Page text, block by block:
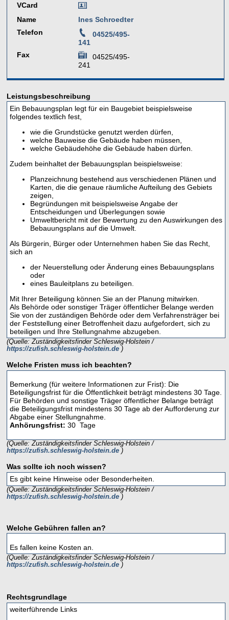
VCard
Name
Ines Schroedter
Telefon
04525/495-
141
Fax
04525/495-
241
Leistungsbeschreibung
Ein Bebauungsplan legt für ein Baugebiet beispielsweise
folgendes textlich fest,
wie die Grundstücke genutzt werden dürfen,
welche Bauweise die Gebäude haben müssen,
welche Gebäudehöhe die Gebäude haben dürfen.
Zudem beinhaltet der Bebauungsplan beispielsweise:
Planzeichnung bestehend aus verschiedenen Plänen und
Karten, die die genaue räumliche Aufteilung des Gebiets
zeigen,
Begründungen mit beispielsweise Angabe der
Entscheidungen und Überlegungen sowie
Umweltbericht mit der Bewertung zu den Auswirkungen des
Bebauungsplans auf die Umwelt.
Als Bürgerin, Bürger oder Unternehmen haben Sie das Recht,
sich an
der Neuerstellung oder Änderung eines Bebauungsplans
oder
eines Bauleitplans zu beteiligen.
Mit Ihrer Beteiligung können Sie an der Planung mitwirken.
Als Behörde oder sonstiger Träger öffentlicher Belange werden
Sie von der zuständigen Behörde oder dem Verfahrensträger bei
der Feststellung einer Betroffenheit dazu aufgefordert, sich zu
beteiligen und Ihre Stellungnahme abzugeben.
(Quelle: Zuständigkeitsfinder Schleswig-Holstein /
https://zufish.schleswig-holstein.de )
Welche Fristen muss ich beachten?
Bemerkung (für weitere Informationen zur Frist): Die
Beteiligungsfrist für die Öffentlichkeit beträgt mindestens 30 Tage.
Für Behörden und sonstige Träger öffentlicher Belange beträgt
die Beteiligungsfrist mindestens 30 Tage ab der Aufforderung zur
Abgabe einer Stellungnahme.
Anhörungsfrist: 30 Tage
(Quelle: Zuständigkeitsfinder Schleswig-Holstein /
https://zufish.schleswig-holstein.de )
Was sollte ich noch wissen?
Es gibt keine Hinweise oder Besonderheiten.
(Quelle: Zuständigkeitsfinder Schleswig-Holstein /
https://zufish.schleswig-holstein.de )
Welche Gebühren fallen an?
Es fallen keine Kosten an.
(Quelle: Zuständigkeitsfinder Schleswig-Holstein /
https://zufish.schleswig-holstein.de )
Rechtsgrundlage
weiterführende Links